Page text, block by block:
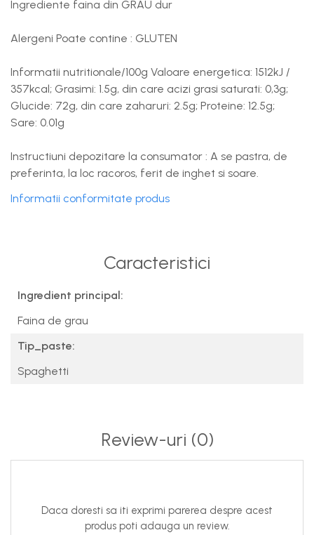
Ingrediente faina din GRAU dur
Alergeni Poate contine : GLUTEN
Informatii nutritionale/100g Valoare energetica: 1512kJ /
357kcal; Grasimi: 1.5g, din care acizi grasi saturati: 0,3g;
Glucide: 72g, din care zaharuri: 2.5g; Proteine: 12.5g;
Sare: 0.01g
Instructiuni depozitare la consumator : A se pastra, de
preferinta, la loc racoros, ferit de inghet si soare.
Informatii conformitate produs
Caracteristici
Ingredient principal:
Faina de grau
Tip_paste:
Spaghetti
Review-uri (0)
Daca doresti sa iti exprimi parerea despre acest
produs poti adauga un review.